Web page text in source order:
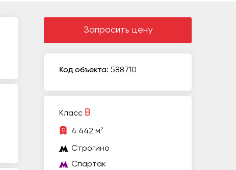
Запросить цену
Код объекта: 588710
Класс B
4 442 м2
Строгино
Спартак